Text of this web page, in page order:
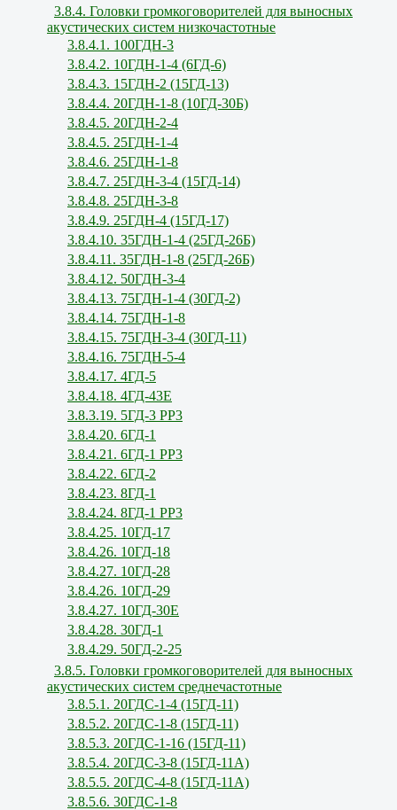
3.8.4. Головки громкоговорителей для выносных
акустических систем низкочастотные
3.8.4.1. 100ГДН-3
3.8.4.2. 10ГДН-1-4 (6ГД-6)
3.8.4.3. 15ГДН-2 (15ГД-13)
3.8.4.4. 20ГДН-1-8 (10ГД-30Б)
3.8.4.5. 20ГДН-2-4
3.8.4.5. 25ГДН-1-4
3.8.4.6. 25ГДН-1-8
3.8.4.7. 25ГДН-3-4 (15ГД-14)
3.8.4.8. 25ГДН-3-8
3.8.4.9. 25ГДН-4 (15ГД-17)
3.8.4.10. 35ГДН-1-4 (25ГД-26Б)
3.8.4.11. 35ГДН-1-8 (25ГД-26Б)
3.8.4.12. 50ГДН-3-4
3.8.4.13. 75ГДН-1-4 (30ГД-2)
3.8.4.14. 75ГДН-1-8
3.8.4.15. 75ГДН-3-4 (30ГД-11)
3.8.4.16. 75ГДН-5-4
3.8.4.17. 4ГД-5
3.8.4.18. 4ГД-43Е
3.8.3.19. 5ГД-3 РР3
3.8.4.20. 6ГД-1
3.8.4.21. 6ГД-1 РР3
3.8.4.22. 6ГД-2
3.8.4.23. 8ГД-1
3.8.4.24. 8ГД-1 РР3
3.8.4.25. 10ГД-17
3.8.4.26. 10ГД-18
3.8.4.27. 10ГД-28
3.8.4.26. 10ГД-29
3.8.4.27. 10ГД-30Е
3.8.4.28. 30ГД-1
3.8.4.29. 50ГД-2-25
3.8.5. Головки громкоговорителей для выносных
акустических систем среднечастотные
3.8.5.1. 20ГДС-1-4 (15ГД-11)
3.8.5.2. 20ГДС-1-8 (15ГД-11)
3.8.5.3. 20ГДС-1-16 (15ГД-11)
3.8.5.4. 20ГДС-3-8 (15ГД-11А)
3.8.5.5. 20ГДС-4-8 (15ГД-11А)
3.8.5.6. 30ГДС-1-8